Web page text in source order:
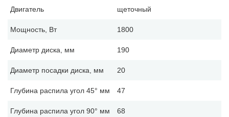
Двигатель щеточный
Мощность, Вт 1800
Диаметр диска, мм 190
Диаметр посадки диска, мм 20
Глубина распила угол 45° мм 47
Глубина распила угол 90° мм 68